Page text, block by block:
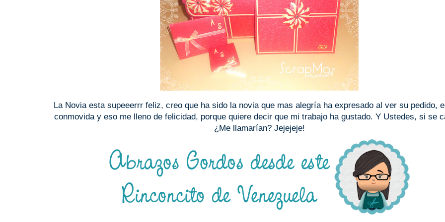
La Novia esta supeeerrr feliz, creo que ha sido la novia que mas alegría ha expresado al ver su pedido,
conmovida y eso me lleno de felicidad, porque quiere decir que mi trabajo ha gustado. Y Ustedes, si se
¿Me llamarían? Jejejeje!